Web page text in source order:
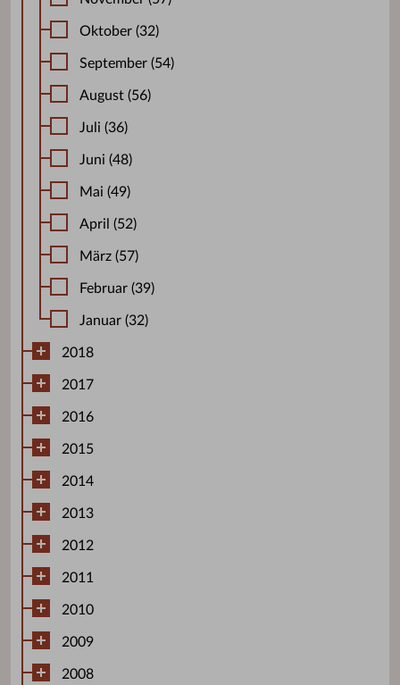
Oktober (32)
September (54)
August (56)
Juli (36)
Juni (48)
Mai (49)
April (52)
März (57)
Februar (39)
Januar (32)
2018
2017
2016
2015
2014
2013
2012
2011
2010
2009
2008